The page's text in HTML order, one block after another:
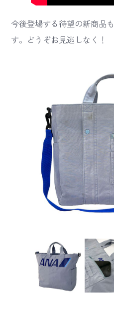
今後登場する待望の新商品
す。どうぞお見逃しなく！